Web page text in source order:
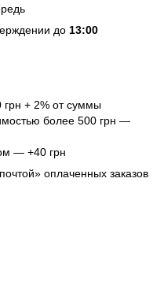
до 13:00
+ 2% от суммы
более 500 грн —
— +40 грн
оплаченных заказов